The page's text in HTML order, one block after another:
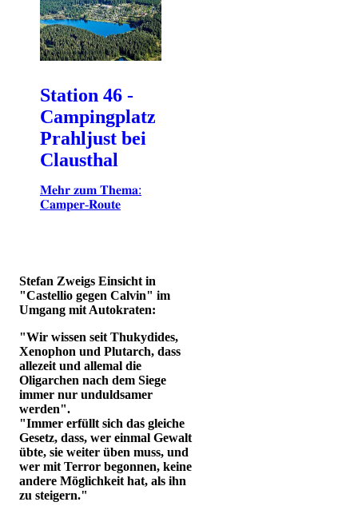
Station 46 -
Campingplatz
Prahljust bei
Clausthal
𝐌𝐞𝐡𝐫 𝐳𝐮𝐦 𝐓𝐡𝐞𝐦𝐚:
𝐂𝐚𝐦𝐩𝐞𝐫-𝐑𝐨𝐮𝐭𝐞
Stefan Zweigs Einsicht in
"Castellio gegen Calvin" im
Umgang mit Autokraten:
"Wir wissen seit Thukydides,
Xenophon und Plutarch, dass
allezeit und allemal die
Oligarchen nach dem Siege
immer nur unduldsamer
werden".
"Immer erfüllt sich das gleiche
Gesetz, dass, wer einmal Gewalt
übte, sie weiter üben muss, und
wer mit Terror begonnen, keine
andere Möglichkeit hat, als ihn
zu steigern."